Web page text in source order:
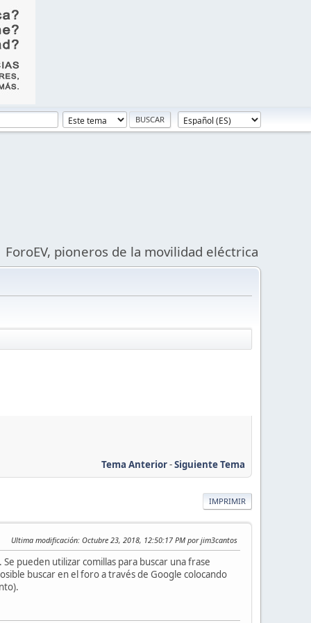
ForoEV, pioneros de la movilidad eléctrica
Tema Anterior-Siguiente Tema
IMPRIMIR
Ultima modificación: Octubre 23, 2018, 12:50:17 PM por jim3cantos
pueden utilizar comillas para buscar una frase
buscar en el foro a través de Google colocando